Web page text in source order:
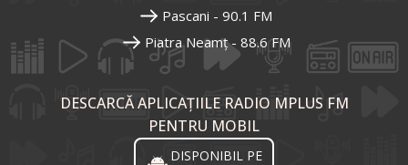
Pascani - 90.1 FM
Piatra Neamț - 88.6 FM
DESCARCĂ APLICAȚIILE RADIO MPLUS FM
PENTRU MOBIL
DISPONIBIL PE